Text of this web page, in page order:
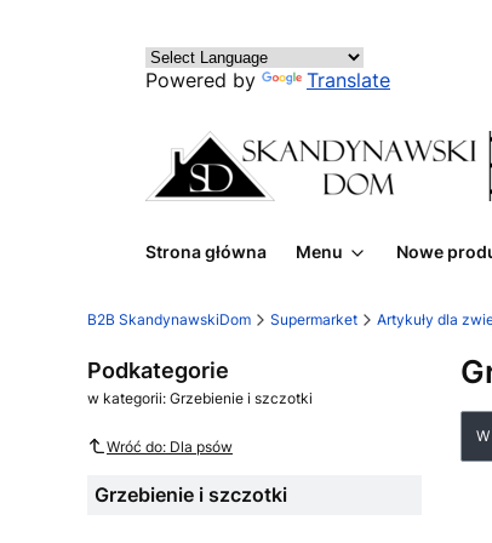
Powered by Translate
Strona główna Menu Nowe
B2B SkandynawskiDom Supermarket Artykuły dla
Podkategorie
w kategorii: Grzebienie i szczotki
Wróć do: Dla psów
Grzebienie i szczotki